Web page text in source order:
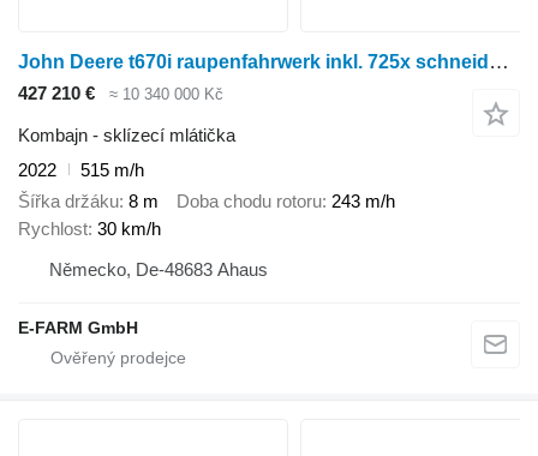
John Deere t670i raupenfahrwerk inkl. 725x schneidwerk
427 210 € ≈ 10 340 000 Kč
Kombajn - sklízecí mlátička
2022
515 m/h
Šířka držáku 8 m Doba chodu rotoru 243 m/h
Rychlost 30 km/h
Německo, De-48683 Ahaus
E-FARM GmbH